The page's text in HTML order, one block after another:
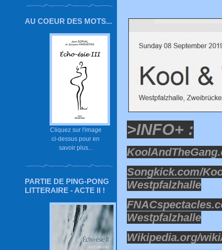
AU COEUR DES MOTS...
Cliquez sur l'image
ci-dessus pour en
savoir plus...
PARTIE DE PING-PONG
LITTERAIRE - ACTE II !
>INFO+ :
Songkick.com/
Westpfalzhalle
Westpfalzhalle
Wikipedia.org/